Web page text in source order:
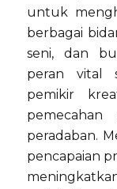
untuk
berbagai
seni, dan
peran vital
pemikir
pemecahan
peradaban.
pencapaian